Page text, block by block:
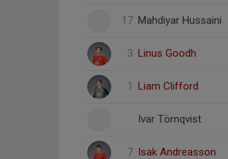
17 Mahdiyar Hussaini
3 Linus Goodh
1 Liam Clifford
Ivar Törnqvist
7 Isak Andreasson